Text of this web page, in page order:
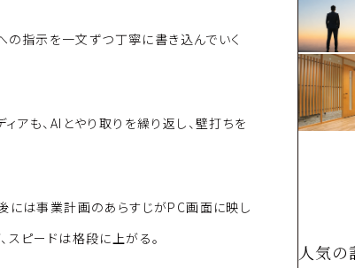
の指示を一文ずつ丁寧に書き込んでいく
アも、AIとやり取りを繰り返し、壁打ちを
には事業計画のあらすじがPC画面に映し
スピードは格段に上がる。
人気の